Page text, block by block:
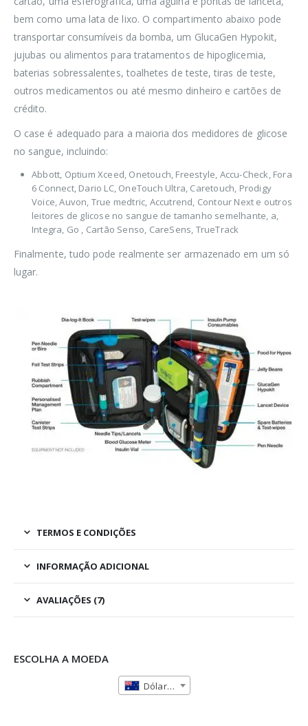
bem como uma lata de lixo. O compartimento abaixo pode
transportar consumíveis da bomba, um GlucaGen Hypokit,
jujubas ou alimentos para tratamentos de hipoglicemia,
baterias sobressalentes, toalhetes de teste, tiras de teste,
outros medicamentos ou até mesmo dinheiro e cartões de
crédito.
O case é adequado para a maioria dos medidores de glicose
no sangue, incluindo:
Abbott, Optium Xceed, Onetouch, Freestyle, Accu-Check, Fora
6 Connect, Dario LC, OneTouch Ultra, Caretouch, Prodigy
Voice, Auvon, True medtric, Accutrend, Contour Next e outros
leitores de glicose no sangue de tamanho semelhante, a,
Integra, Go , Cartão Senso, CareSens, TrueTrack
Finalmente, tudo pode realmente ser armazenado em um só
lugar.
TERMOS E CONDIÇÕES
INFORMAÇÃO ADICIONAL
AVALIAÇÕES (7)
ESCOLHA A MOEDA
Dólar Australiano (AUD)